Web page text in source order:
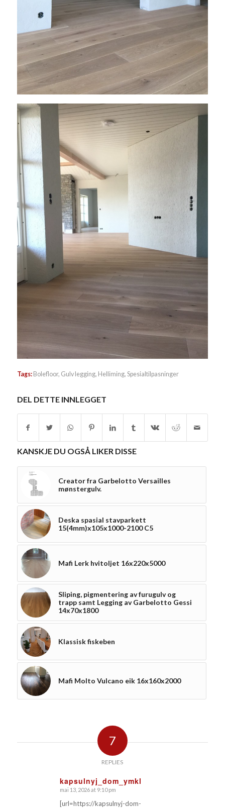
Tags: Bolefloor, Gulv legging, Helliming, Spesialtilpasninger
DEL DETTE INNLEGGET
KANSKJE DU OGSÅ LIKER DISSE
Creator fra Garbelotto Versailles
mønstergulv.
Deska spasial stavparkett
15(4mm)x105x1000-2100 C5
Mafi Lerk hvitoljet 16x220x5000
Sliping, pigmentering av furugulv og
trapp samt Legging av Garbelotto Gessi
14x70x1800
Klassisk fiskeben
Mafi Molto Vulcano eik 16x160x2000
7
REPLIES
kapsulnyj_dom_ymkl
says:
mai 13, 2026 at 9:10 pm
[url=https://kapsulnyj-dom-